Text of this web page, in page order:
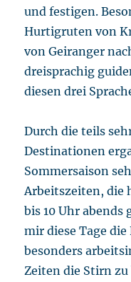
und festigen.
Hurtigruten von
von Geiranger
dreisprachig
diesen drei
Durch die teils
Destinationen
Sommersaison
Arbeitszeiten, die
bis 10 Uhr abends
mir diese Tage
besonders
Zeiten die Stirn